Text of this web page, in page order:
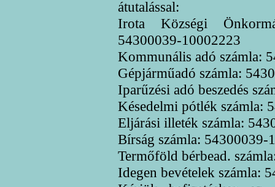
átutalással:
Irota Községi
54300039-10002223
Kommunális adó számla:
Gépjárműadó számla:
Iparűzési adó beszedés
Késedelmi pótlék számla:
Eljárási illeték számla:
Bírság számla: 54300039-
Termőföld bérbead.
Idegen bevételek számla: